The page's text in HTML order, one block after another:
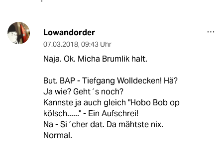
Lowandorder
07.03.2018, 09:43 Uhr
Naja. Ok. Micha Brumlik halt.
But. BAP - Tiefgang Wolldecken! Hä?
Ja wie? Geht´s noch?
Kannste ja auch gleich "Hobo Bob op
kölsch......" - Ein Aufschrei!
Na - Si´cher dat. Da mähtste nix.
Normal.